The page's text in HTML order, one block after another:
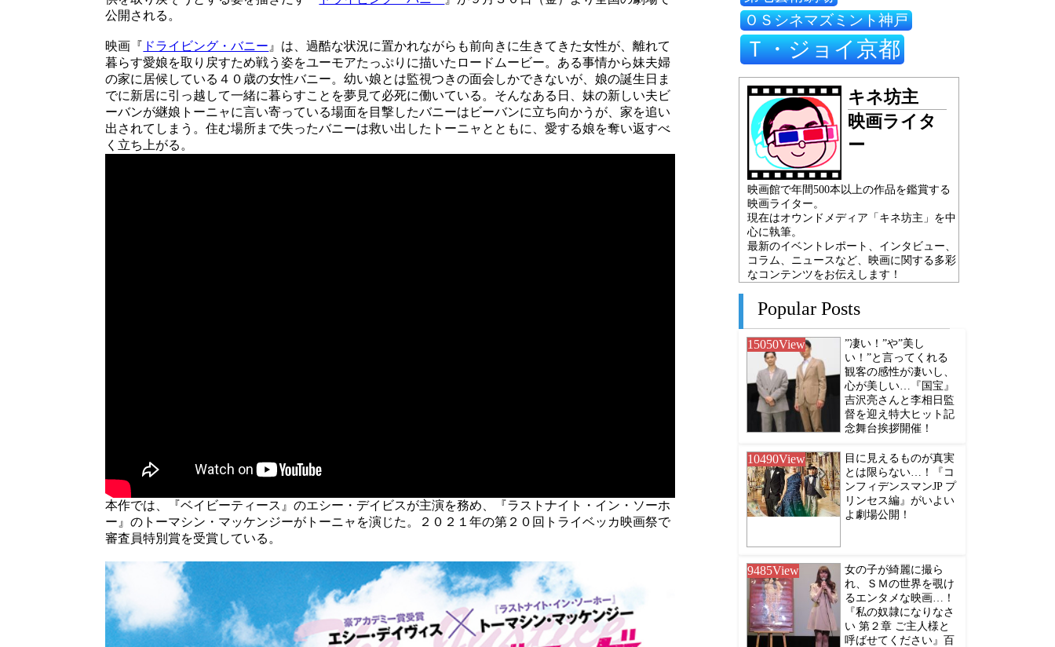
公開される。
映画『 ドライビング・バニー 』は、過酷な状況に置かれながらも前向きに生きてきた女性が、離れて
暮らす愛娘を取り戻すため戦う姿をユーモアたっぷりに描いたロードムービー。ある事情から妹夫婦
の家に居候している４０歳の女性バニー。幼い娘とは監視つきの面会しかできないが、娘の誕生日ま
でに新居に引っ越して一緒に暮らすことを夢見て必死に働いている。そんなある日、妹の新しい夫ビ
ーバンが継娘トーニャに言い寄っている場面を目撃したバニーはビーバンに立ち向かうが、家を追い
出されてしまう。住む場所まで失ったバニーは救い出したトーニャとともに、愛する娘を奪い返すべ
く立ち上がる。
本作では、『ベイビーティース』のエシー・デイビスが主演を務め、『ラストナイト・イン・ソーホ
ー』のトーマシン・マッケンジーがトーニャを演じた。２０２１年の第２０回トライベッカ映画祭で
審査員特別賞を受賞している。
ＯＳシネマズミント神戸
Ｔ・ジョイ京都
キネ坊主
映画ライタ
ー
映画館で年間500本以上の作品を鑑賞する
映画ライター。
現在はオウンドメディア「キネ坊主」を中
心に執筆。
最新のイベントレポート、インタビュー、
コラム、ニュースなど、映画に関する多彩
なコンテンツをお伝えします！
Popular Posts
15050View
”凄い！”や”美し
い！”と言ってくれる
観客の感性が凄いし、
心が美しい…『国宝』
吉沢亮さんと李相日監
督を迎え特大ヒット記
念舞台挨拶開催！
10490View
目に見えるものが真実
とは限らない…！『コ
ンフィデンスマンJP プ
リンセス編』がいよい
よ劇場公開！
9485View
女の子が綺麗に撮ら
れ、ＳＭの世界を覗け
るエンタメな映画…！
『私の奴隷になりなさ
い 第２章 ご主人様と
呼ばせてください』百